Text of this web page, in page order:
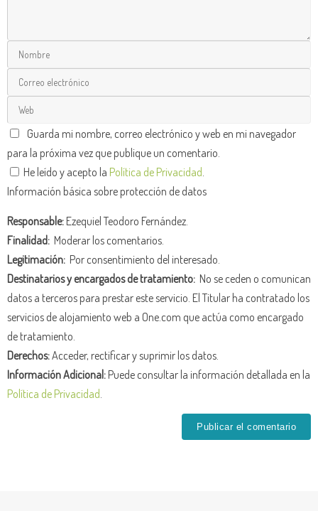
Guarda mi nombre, correo electrónico y web en mi navegador
para la próxima vez que publique un comentario.
He leído y acepto la Política de Privacidad
Información básica sobre protección de datos
Responsable:Ezequiel Teodoro Fernández.
Finalidad: Moderar los comentarios.
Legitimación: Por consentimiento del interesado.
Destinatarios y encargados de tratamiento: No se ceden o comunican
datos a terceros para prestar este servicio. El Titular ha contratado los
servicios de alojamiento web a One.com que actúa como encargado
de tratamiento.
Derechos:Acceder, rectificar y suprimir los datos.
Información Adicional:Puede consultar la información detallada en la
Política de Privacidad